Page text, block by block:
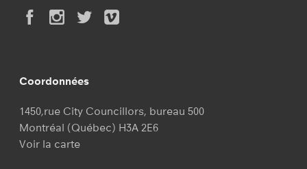
Coordonnées
1450,rue City Councillors, bureau 500
Montréal (Québec) H3A 2E6
Voir la carte